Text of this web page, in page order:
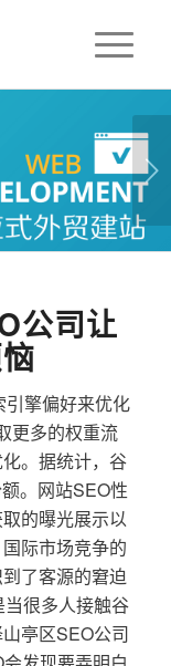
一页
1 2
公司让
擎偏好来优化
更多的权重流
。据统计，谷
。网站SEO性
的曝光展示以
际市场竞争的
了客源的窘迫
很多人接触谷
亭区SEO公司